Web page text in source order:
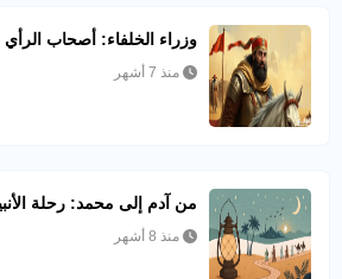
وزراء الخلفاء: أصحاب
منذ 7 أشهر
من آدم إلى محمد: رحلة
منذ 8 أشهر